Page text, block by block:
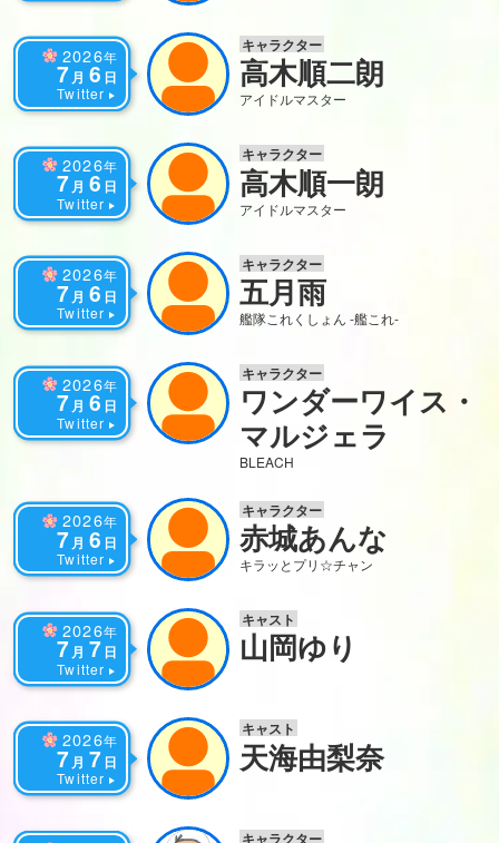
2026年
7月 6 日
Twitter
キャラクター
高木順二朗
アイドルマスター
2026年
7月 6 日
Twitter
キャラクター
高木順一朗
アイドルマスター
2026年
7月 6 日
Twitter
キャラクター
五月雨
艦隊これくしょん -艦これ-
2026年
7月 6 日
Twitter
キャラクター
ワンダーワイス・
マルジェラ
BLEACH
2026年
7月 6 日
Twitter
キャラクター
赤城あんな
キラッとプリ☆チャン
2026年
7月 7 日
Twitter
キャスト
山岡ゆり
2026年
7月 7 日
Twitter
キャスト
天海由梨奈
キャラクター